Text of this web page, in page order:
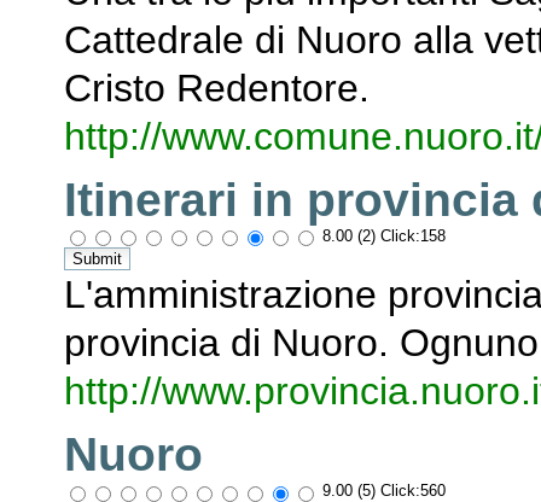
Cattedrale di Nuoro alla
Cristo Redentore.
http://
Itinerari in provincia
8.00 (2) Click:158
L'amministrazione
provincia di Nuoro.
http://
Nuoro
9.00 (5) Click:560